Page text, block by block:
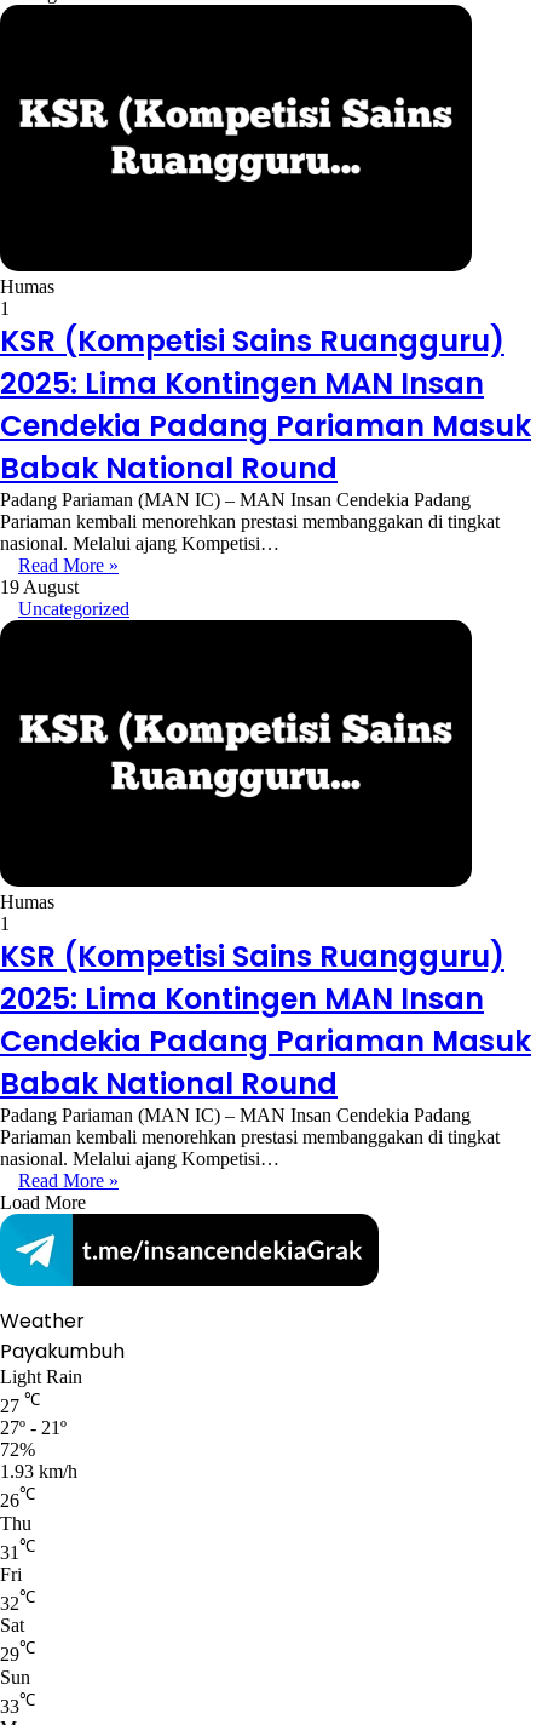
Humas
1
KSR (Kompetisi Sains Ruangguru)
2025: Lima Kontingen MAN Insan
Cendekia Padang Pariaman Masuk
Babak National Round
Padang Pariaman (MAN IC) – MAN Insan Cendekia Padang
Pariaman kembali menorehkan prestasi membanggakan di tingkat
nasional. Melalui ajang Kompetisi…
Read More »
19 August
Uncategorized
Humas
1
KSR (Kompetisi Sains Ruangguru)
2025: Lima Kontingen MAN Insan
Cendekia Padang Pariaman Masuk
Babak National Round
Padang Pariaman (MAN IC) – MAN Insan Cendekia Padang
Pariaman kembali menorehkan prestasi membanggakan di tingkat
nasional. Melalui ajang Kompetisi…
Read More »
Load More
Weather
Payakumbuh
Light Rain
27 ℃
27º - 21º
72%
1.93 km/h
26℃
Thu
31 ℃
Fri
32℃
Sat
29℃
Sun
33℃